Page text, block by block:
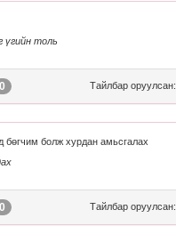
үгийн толь
Тайлбар оруулсан:
0
бөгчим болж хурдан амьсгалах
Тайлбар оруулсан:
0